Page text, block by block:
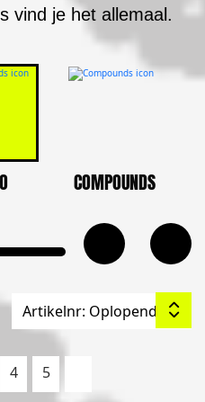
vind je het allemaal.
COMPOUNDS
4 5